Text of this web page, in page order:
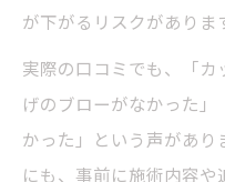
が下がるリスクがありま
実際の口コミでも、「
げのブローがなかった」
かった」という声があ
にも、事前に施術内容